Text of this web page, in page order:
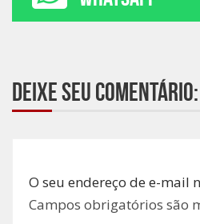
Deixe seu comentário:
O seu endereço de e-mail
Campos obrigatórios são